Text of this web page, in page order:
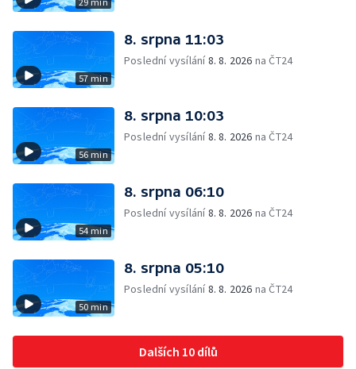
57 min
8. srpna 11:03
Poslední vysílání8. 8. 2026 na ČT24
56 min
8. srpna 10:03
Poslední vysílání8. 8. 2026 na ČT24
54 min
8. srpna 06:10
Poslední vysílání8. 8. 2026 na ČT24
50 min
8. srpna 05:10
Poslední vysílání8. 8. 2026 na ČT24
Dalších 10 dílů